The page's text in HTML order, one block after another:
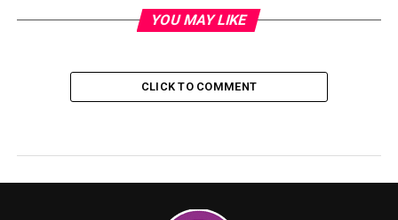
YOU MAY LIKE
CLICK TO COMMENT